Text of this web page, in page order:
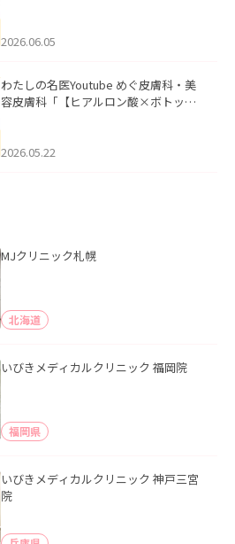
2026.06.05
わたしの名医Youtube めぐ皮膚科・美
容皮膚科「【ヒアルロン酸×ボトック
た。
2026.05.22
MJクリニック札幌
北海道
いびきメディカルクリニック 福岡院
福岡県
いびきメディカルクリニック 神戸三宮
院